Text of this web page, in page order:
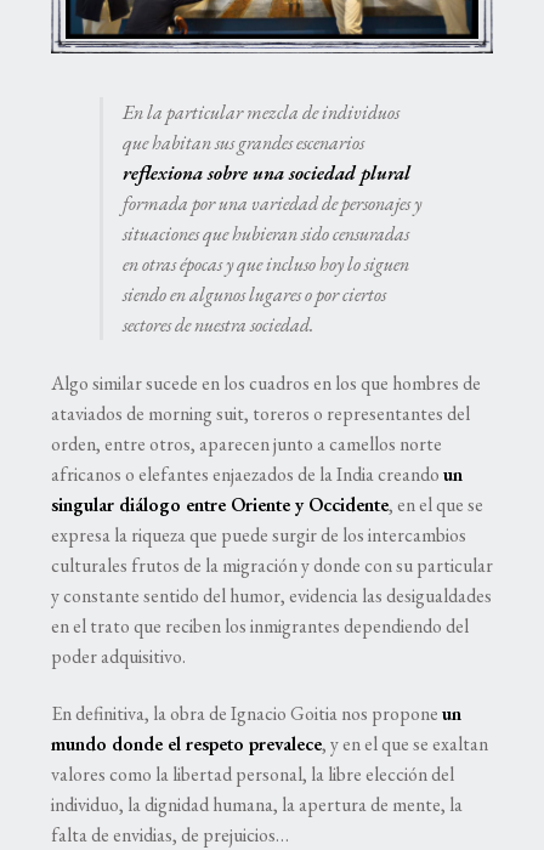
En la particular mezcla de individuos
que habitan sus grandes escenarios
reflexiona sobre una sociedad plural
formada por una variedad de personajes y
situaciones que hubieran sido censuradas
en otras épocas y que incluso hoy lo siguen
siendo en algunos lugares o por ciertos
sectores de nuestra sociedad.
Algo similar sucede en los cuadros en los que hombres de
ataviados de morning suit, toreros o representantes del
orden, entre otros, aparecen junto a camellos norte
africanos o elefantes enjaezados de la India creandoun
singular diálogo entre Oriente y Occidente, en el que se
expresa la riqueza que puede surgir de los intercambios
culturales frutos de la migración y donde con su particular
y constante sentido del humor, evidencia las desigualdades
en el trato que reciben los inmigrantes dependiendo del
poder adquisitivo.
En definitiva, la obra de Ignacio Goitia nos proponeun
mundo donde el respeto prevalece, y en el que se exaltan
valores como la libertad personal, la libre elección del
individuo, la dignidad humana, la apertura de mente, la
falta de envidias, de prejuicios…